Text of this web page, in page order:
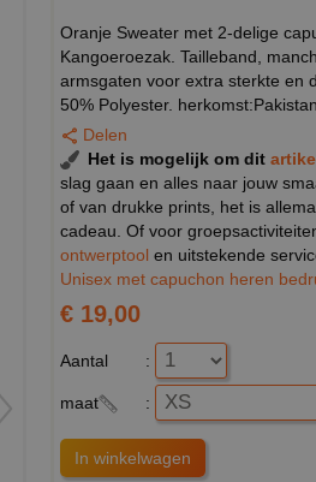
Oranje Sweater met 2-delige
Kangoeroezak. Tailleband,
armsgaten voor extra sterkte en
50% Polyester. herkomst:Pakistan.
Delen
Het is mogelijk om dit
slag gaan en alles naar jouw
of van drukke prints, het is
cadeau. Of voor
ontwerptool en uitstekende
Unisex met capuchon heren
€ 19,00
Aantal :
maat :